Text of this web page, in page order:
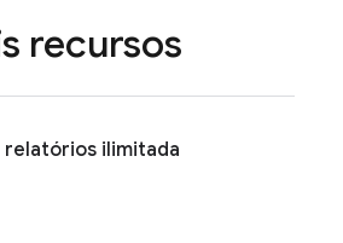
recursos
relatórios ilimitada